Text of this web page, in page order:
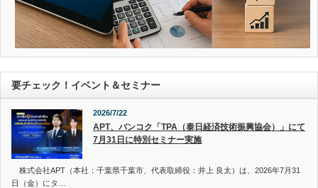
要チェック！イベント＆セミナー
2026/7/22
APT、バンコク「TPA（泰日経済技術振興協会）」にて
7月31日に特別セミナー実施
株式会社APT（本社：千葉県千葉市、代表取締役：井上 良太）は、2026年7月31
日（金）にタ…